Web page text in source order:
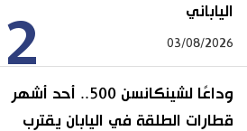
2
الياباني
03/08/2026
وداعًا لشينكانسن 500.. أحد أشهر
قطارات الطلقة في اليابان يقترب